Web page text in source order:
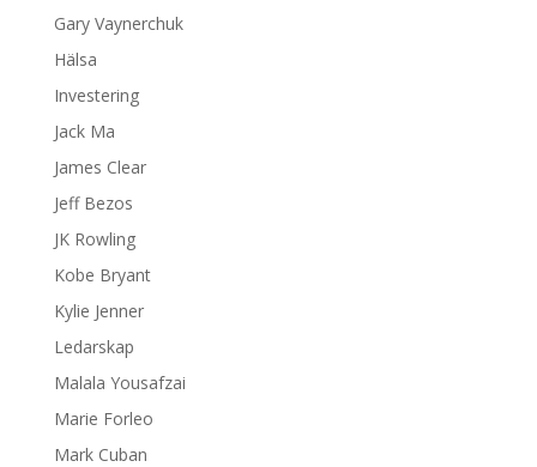
Gary Vaynerchuk
Hälsa
Investering
Jack Ma
James Clear
Jeff Bezos
JK Rowling
Kobe Bryant
Kylie Jenner
Ledarskap
Malala Yousafzai
Marie Forleo
Mark Cuban